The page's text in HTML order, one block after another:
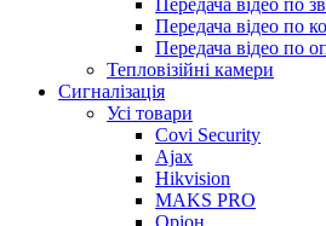
Передача відео по
Передача відео по
Передача відео по
Тепловізійні камери
Cигналізація
Усі товари
Covi Security
Ajax
Hikvision
MAKS PRO
Оріон